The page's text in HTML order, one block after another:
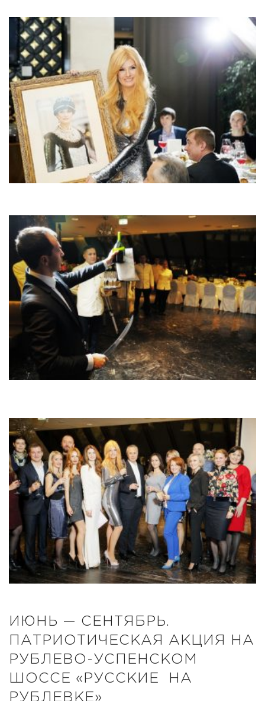
ИЮНЬ — СЕНТЯБРЬ.
ПАТРИОТИЧЕСКАЯ АКЦИЯ НА
РУБЛЕВО-УСПЕНСКОМ
ШОССЕ «РУССКИЕ НА
РУБЛЕВКЕ»